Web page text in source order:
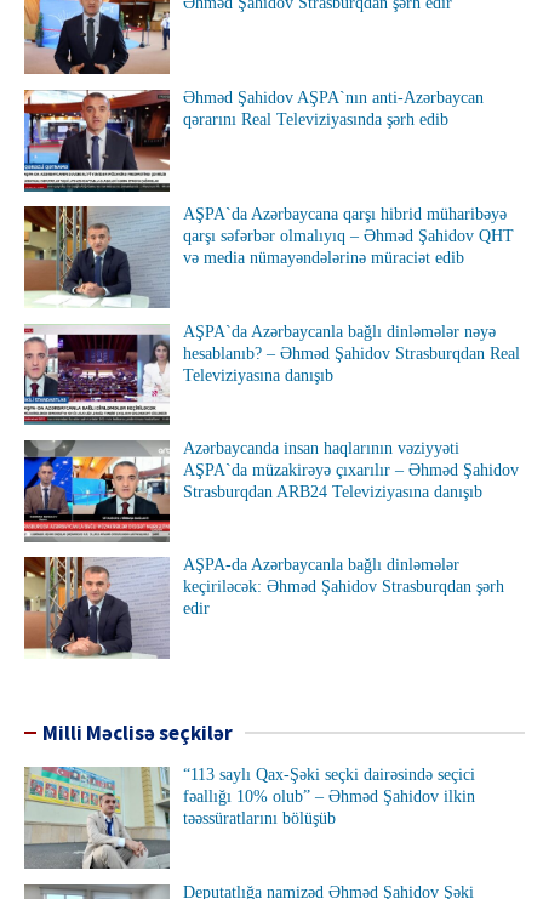
Əhməd Şahidov AŞPA`nın anti-Azərbaycan
qərarını Real Televiziyasında şərh edib
AŞPA`da Azərbaycana qarşı hibrid müharibəyə
qarşı səfərbər olmalıyıq – Əhməd Şahidov QHT
və media nümayəndələrinə müraciət edib
AŞPA`da Azərbaycanla bağlı dinləmələr nəyə
hesablanıb? – Əhməd Şahidov Strasburqdan Real
Televiziyasına danışıb
Azərbaycanda insan haqlarının vəziyyəti
AŞPA`da müzakirəyə çıxarılır – Əhməd Şahidov
Strasburqdan ARB24 Televiziyasına danışıb
AŞPA-da Azərbaycanla bağlı dinləmələr
keçiriləcək: Əhməd Şahidov Strasburqdan şərh
edir
Milli Məclisə seçkilər
“113 saylı Qax-Şəki seçki dairəsində seçici
fəallığı 10% olub” – Əhməd Şahidov ilkin
təəssüratlarını bölüşüb
Deputatlığa namizəd Əhməd Şahidov Şəki